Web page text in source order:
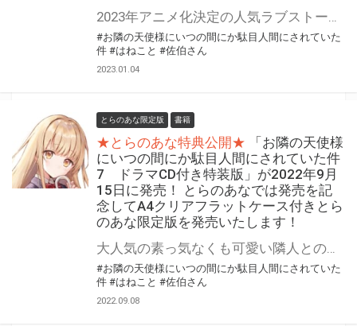
2023年アニメ化決定の人気ラブストーリー最新刊登場！！ 『お隣の天使様にいつの間にか駄目人間にされていた件』最新8巻が2023年1月15日に発売！ 同時発売の8巻特装版は“ドラマCD”付き！ さらに“ドラマCD+複製原画”付きの8巻特装版も同時発売！！ とらのあなでは発売を記念して「A4クリアフラットケース」付きとらのあな限定版をご用意いたしました！ 予約を含め是非ともお早めにお求めください！！
#お隣の天使様にいつの間にか駄目人間にされていた
件 #はねこと #佐伯さん
2023.01.04
とらのあな限定版 書籍
★とらのあな特典公開★
「お隣の天使様
にいつの間にか駄目人間にされていた件
7 ドラマCD付き特装版」が2022年9月
15日に発売！ とらのあなでは発売を記
念してA4クリアフラットケース付きとら
のあな限定版を発売いたします！
大人気の素っ気なくも可愛い隣人との甘く焦れったい恋の物語 『お隣の天使様にいつの間にか駄目人間にされていた件』最新7巻が2022年9月15日に発売！ 同時発売の7巻特装版はドラマCD付き！ とらのあなでは発売を記念して「A4クリアフラットケース」付きとらのあな限定版をご用意いたしました！ 予約を含め是非ともお早めにお求めください！！
#お隣の天使様にいつの間にか駄目人間にされていた
件 #はねこと #佐伯さん
2022.09.08